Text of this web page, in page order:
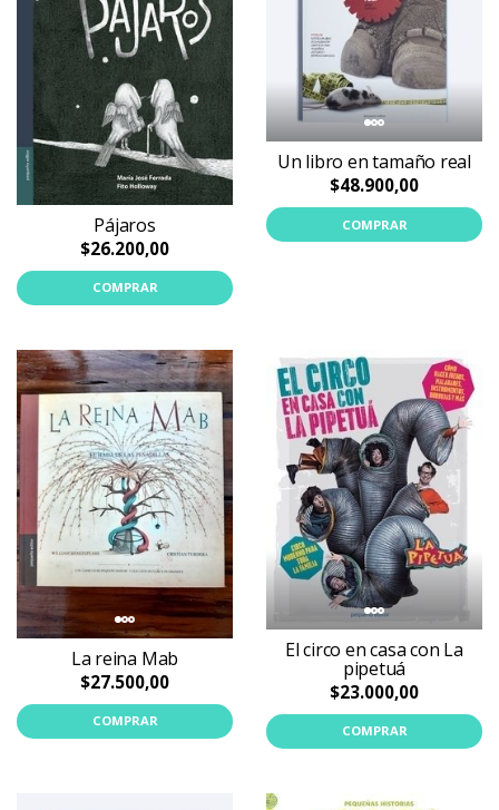
Pájaros
$26.200,00
COMPRAR
Un libro en tamaño real
$48.900,00
COMPRAR
La reina Mab
$27.500,00
COMPRAR
El circo en casa con La
pipetuá
$23.000,00
COMPRAR